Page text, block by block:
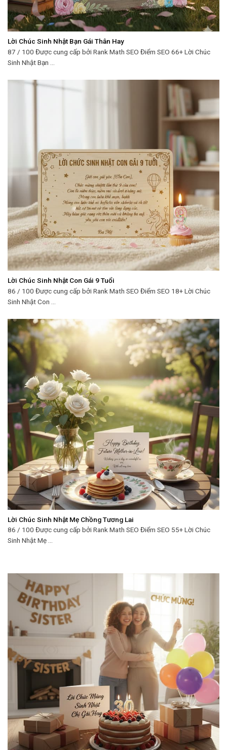
Lời Chúc Sinh Nhật Bạn Gái Thân Hay
87 / 100 Được cung cấp bởi Rank Math SEO Điểm SEO 66+ Lời Chúc
Sinh Nhật Bạn ...
Lời Chúc Sinh Nhật Con Gái 9 Tuổi
86 / 100 Được cung cấp bởi Rank Math SEO Điểm SEO 18+ Lời Chúc
Sinh Nhật Con ...
Lời Chúc Sinh Nhật Mẹ Chồng Tương Lai
86 / 100 Được cung cấp bởi Rank Math SEO Điểm SEO 55+ Lời Chúc
Sinh Nhật Mẹ ...